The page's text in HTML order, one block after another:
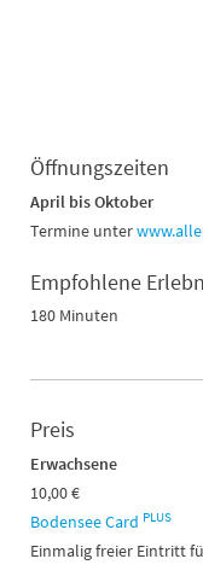
Öffnungszeiten
April bis Oktober
Termine unter
Empfohlene
180 Minuten
Preis
Erwachsene
10,00 €
Bodensee Card PLUS
Einmalig freier Eintritt